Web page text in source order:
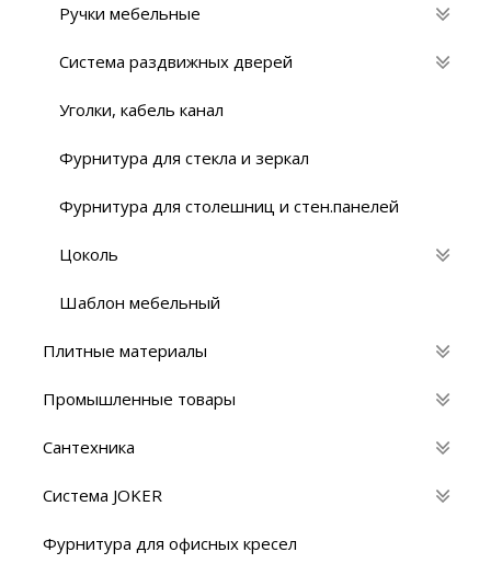
Ручки мебельные
Система раздвижных дверей
Уголки, кабель канал
Фурнитура для стекла и зеркал
Фурнитура для столешниц и стен.панелей
Цоколь
Шаблон мебельный
Плитные материалы
Промышленные товары
Сантехника
Система JOKER
Фурнитура для офисных кресел